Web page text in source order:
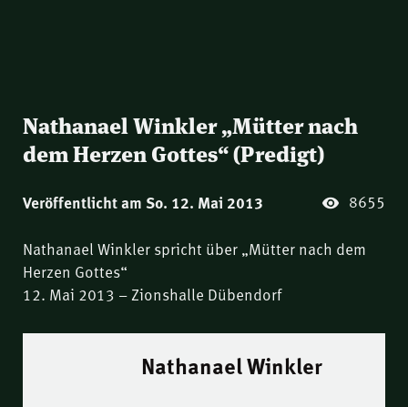
Nathanael Winkler „Mütter nach
dem Herzen Gottes“ (Predigt)
Veröffentlicht am So. 12. Mai 2013 8655
Nathanael Winkler spricht über „Mütter nach dem
Herzen Gottes“
12. Mai 2013 – Zionshalle Dübendorf
Nathanael Winkler